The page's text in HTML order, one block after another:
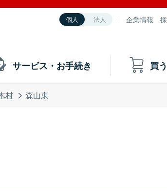
個人 法人 企業情報
サービス・お手続き 買う
村 森山東